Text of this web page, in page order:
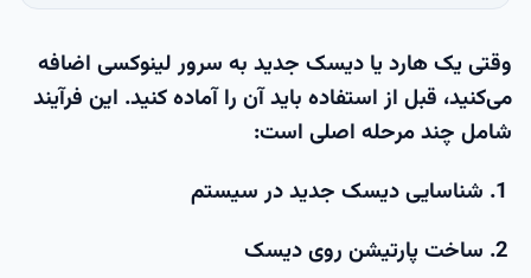
وقتی یک هارد یا دیسک جدید به سرور لینوکسی اضافه
می‌کنید، قبل از استفاده باید آن را آماده کنید. این فرآیند
شامل چند مرحله اصلی است:
شناسایی دیسک جدید در سیستم
ساخت پارتیشن روی دیسک